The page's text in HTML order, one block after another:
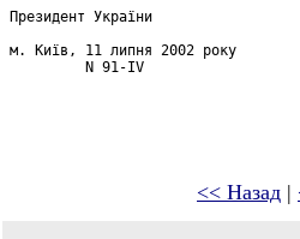
Президент України
м. Київ, 11 липня 2002 року
          N 91-IV
<< Назад |